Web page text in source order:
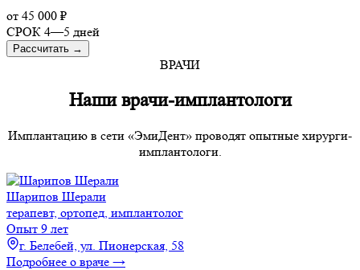
от 45 000 ₽
СРОК 4—5 дней
Рассчитать →
ВРАЧИ
Наши врачи-имплантологи
Имплантацию в сети «ЭмиДент» проводят опытные хирурги-
имплантологи.
Шарипов Шерали
терапевт, ортопед, имплантолог
Опыт 9 лет
г. Белебей, ул. Пионерская, 58
Подробнее о враче →